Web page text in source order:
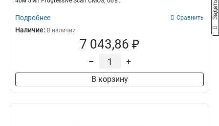
Подробнее Сравнить
Наличие: В наличии
7 043,86 ₽
– +
В корзину